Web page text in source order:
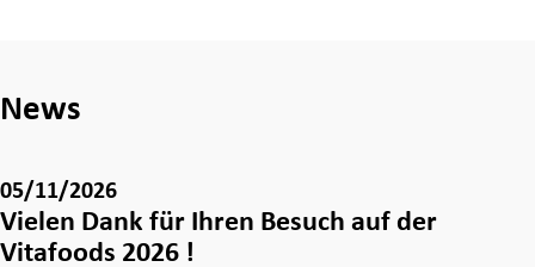
News
05/11/2026
Vielen Dank für Ihren Besuch auf der
Vitafoods 2026 !